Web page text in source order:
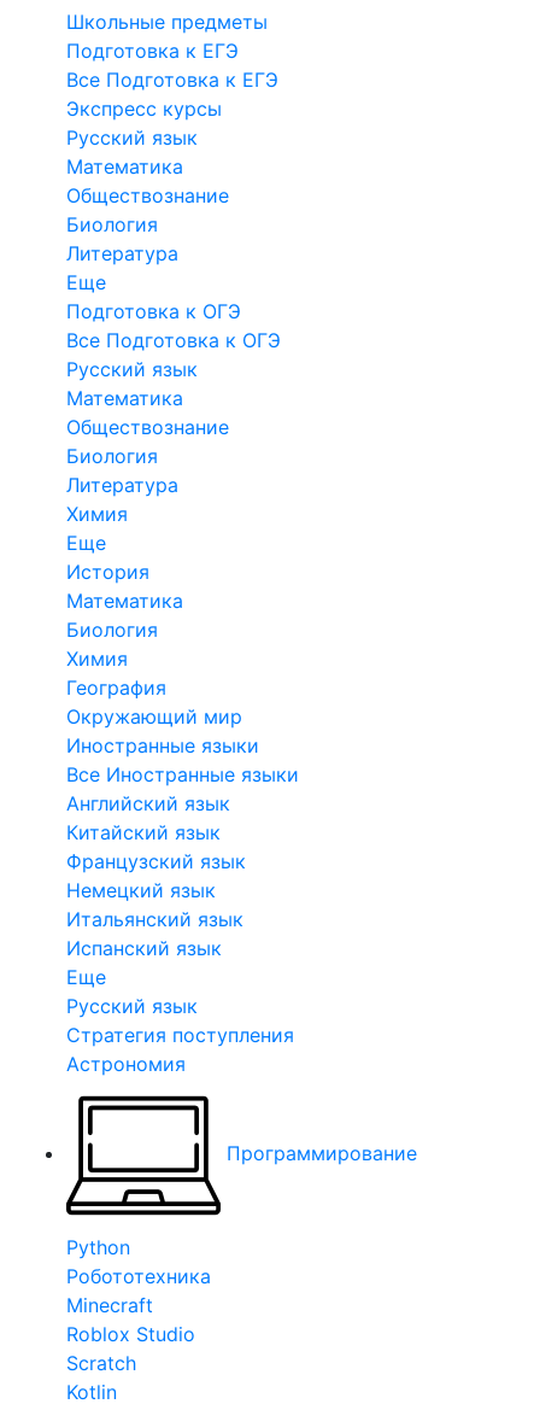
Школьные предметы
Подготовка к ЕГЭ
Все Подготовка к ЕГЭ
Экспресс курсы
Русский язык
Математика
Обществознание
Биология
Литература
Еще
Подготовка к ОГЭ
Все Подготовка к ОГЭ
Русский язык
Математика
Обществознание
Биология
Литература
Химия
Еще
История
Математика
Биология
Химия
География
Окружающий мир
Иностранные языки
Все Иностранные языки
Английский язык
Китайский язык
Французский язык
Немецкий язык
Итальянский язык
Испанский язык
Еще
Русский язык
Стратегия поступления
Астрономия
Программирование
Python
Робототехника
Minecraft
Roblox Studio
Scratch
Kotlin